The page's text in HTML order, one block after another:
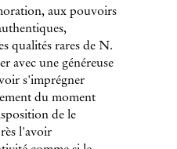
aux pouvoirs
qualités rares de N.
avec une généreuse
s'imprégner
du moment
de le
l'avoir